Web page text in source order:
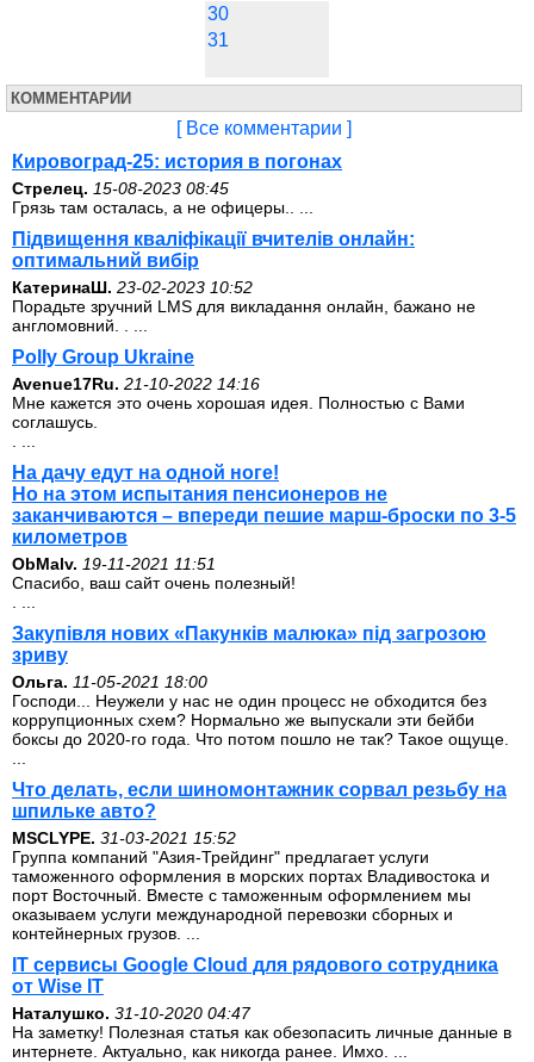
30
31
КОММЕНТАРИИ
[ Все комментарии ]
Кировоград-25: история в погонах
Стрелец. 15-08-2023 08:45
Грязь там осталась, а не офицеры.. ...
Підвищення кваліфікації вчителів онлайн:
оптимальний вибір
КатеринаШ. 23-02-2023 10:52
Порадьте зручний LMS для викладання онлайн, бажано не
англомовний. . ...
Polly Group Ukraine
Avenue17Ru. 21-10-2022 14:16
Мне кажется это очень хорошая идея. Полностью с Вами
соглашусь.
На дачу едут на одной ноге!
Но на этом испытания пенсионеров не
заканчиваются – впереди пешие марш-броски по 3-5
километров
ОbMalv. 19-11-2021 11:51
Спасибо, ваш сайт очень полезный!
Закупівля нових «Пакунків малюка» під загрозою
зриву
Ольга. 11-05-2021 18:00
Господи... Неужели у нас не один процесс не обходится без
коррупционных схем? Нормально же выпускали эти бейби
боксы до 2020-го года. Что потом пошло не так? Такое ощуще.
Что делать, если шиномонтажник сорвал резьбу на
шпильке авто?
MSCLYPE. 31-03-2021 15:52
Группа компаний "Азия-Трейдинг" предлагает услуги
таможенного оформления в морских портах Владивостока и
порт Восточный. Вместе с таможенным оформлением мы
оказываем услуги международной перевозки сборных и
контейнерных грузов. ...
IT сервисы Google Cloud для рядового сотрудника
от Wise IT
Наталушко. 31-10-2020 04:47
На заметку! Полезная статья как обезопасить личные данные в
интернете. Актуально, как никогда ранее. Имхо. ...